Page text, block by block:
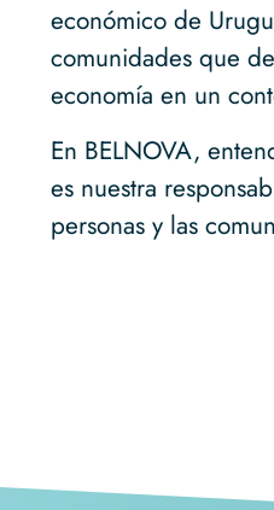
económico de
comunidades que
economía en un
En BELNOVA,
es nuestra
personas y las